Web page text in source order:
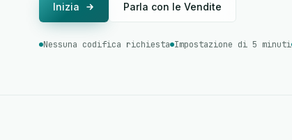
Inizia Parla con le Vendite
Nessuna codifica richiesta Impostazione di 5 minuti